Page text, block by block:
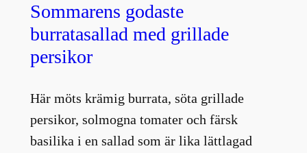
Sommarens godaste
burratasallad med grillade
persikor
Här möts krämig burrata, söta grillade
persikor, solmogna tomater och färsk
basilika i en sallad som är lika lättlagad